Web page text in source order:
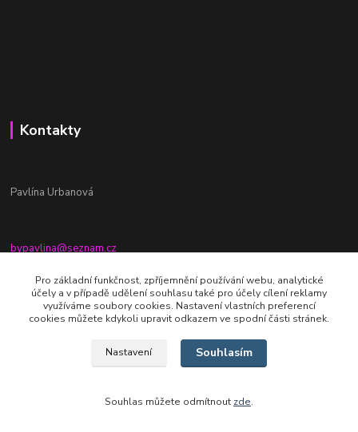
Kontakty
Pavlína Urbanová
bypavlina@seznam.cz
+420774917196
Fb stránka - By pavlina
Pro základní funkčnost, zpříjemnění používání webu, analytické
účely a v případě udělení souhlasu také pro účely cílení reklamy
využíváme soubory cookies. Nastavení vlastních preferencí
cookies můžete kdykoli upravit odkazem ve spodní části stránek.
Nastavení Souhlasím
Souhlas můžete odmítnout zde.